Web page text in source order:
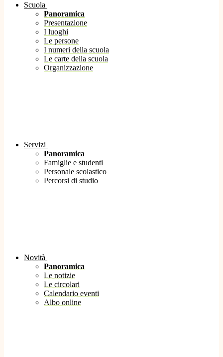
Scuola
Panoramica
Presentazione
I luoghi
Le persone
I numeri della scuola
Le carte della scuola
Organizzazione
Servizi
Panoramica
Famiglie e studenti
Personale scolastico
Percorsi di studio
Novità
Panoramica
Le notizie
Le circolari
Calendario eventi
Albo online